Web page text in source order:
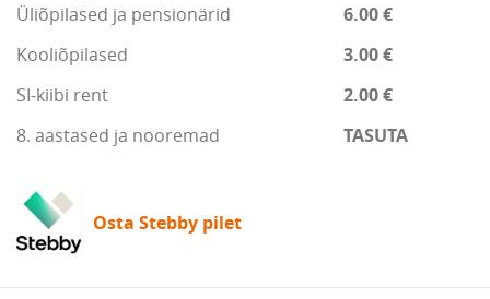
Üliõpilased ja pensionärid
6.00 €
Kooliõpilased
3.00 €
SI-kiibi rent
2.00 €
8. aastased ja nooremad
TASUTA
Osta Stebby pilet